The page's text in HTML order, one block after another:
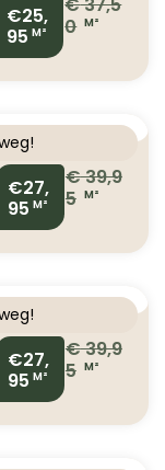
€25,
95 M²
0 M²
€27,
95 M²
€39,9
5 M²
€27,
95 M²
€39,9
5 M²